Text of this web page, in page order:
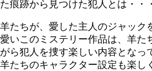
た痕跡から見つけた犯人とは・・
羊たちが、愛した主人のジャック
愛いこのミステリー作品は、羊た
がら犯人を捜す楽しい内容となっ
羊たちのキャラクター設定も楽し